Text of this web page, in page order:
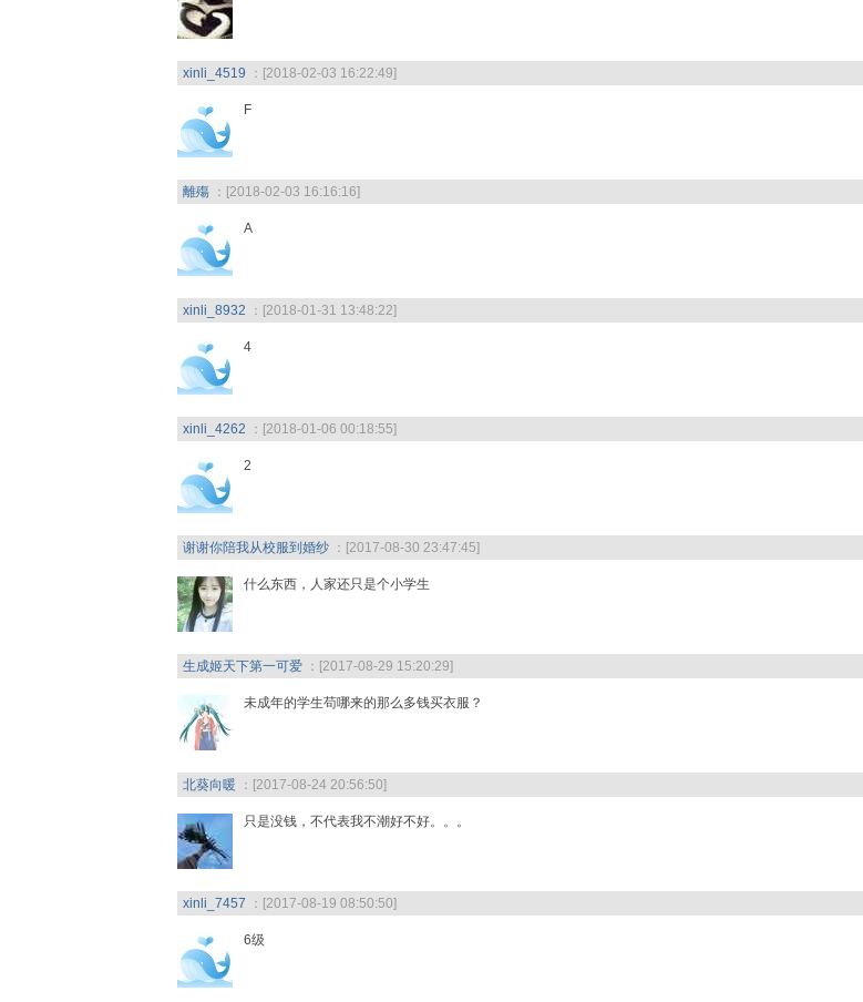
xinli_4519 ：[2018-02-03 16:22:49]
F
離殤 ：[2018-02-03 16:16:16]
A
xinli_8932 ：[2018-01-31 13:48:22]
4
xinli_4262 ：[2018-01-06 00:18:55]
2
谢谢你陪我从校服到婚纱 ：[2017-08-30 23:47:45]
什么东西，人家还只是个小学生
生成姬天下第一可爱 ：[2017-08-29 15:20:29]
未成年的学生苟哪来的那么多钱买衣服？
北葵向暖 ：[2017-08-24 20:56:50]
只是没钱，不代表我不潮好不好。。。
xinli_7457 ：[2017-08-19 08:50:50]
6级